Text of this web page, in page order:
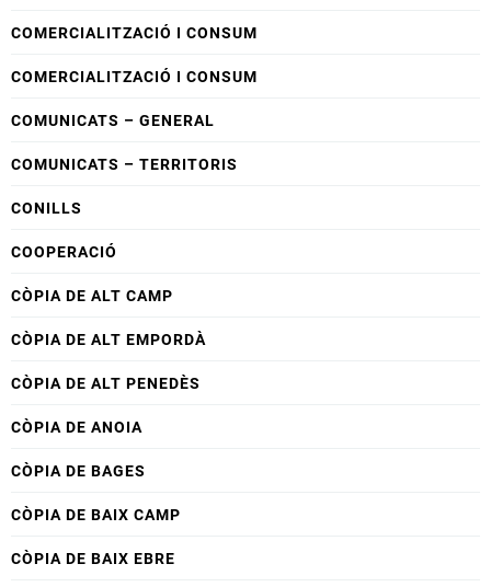
COMERCIALITZACIÓ I CONSUM
COMERCIALITZACIÓ I CONSUM
COMUNICATS – GENERAL
COMUNICATS – TERRITORIS
CONILLS
COOPERACIÓ
CÒPIA DE ALT CAMP
CÒPIA DE ALT EMPORDÀ
CÒPIA DE ALT PENEDÈS
CÒPIA DE ANOIA
CÒPIA DE BAGES
CÒPIA DE BAIX CAMP
CÒPIA DE BAIX EBRE